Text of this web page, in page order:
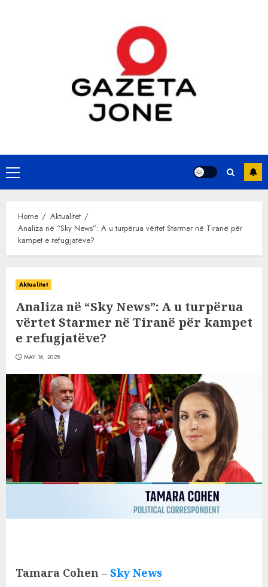
Primary
Menu
Home
Aktualitet
Analiza në “Sky News”: A u turpërua vërtet Starmer në Tiranë për
kampet e refugjatëve?
Aktualitet
Analiza në “Sky News”: A u turpërua
vërtet Starmer në Tiranë për kampet
e refugjatëve?
MAY 16, 2025
Tamara Cohen – Sky News